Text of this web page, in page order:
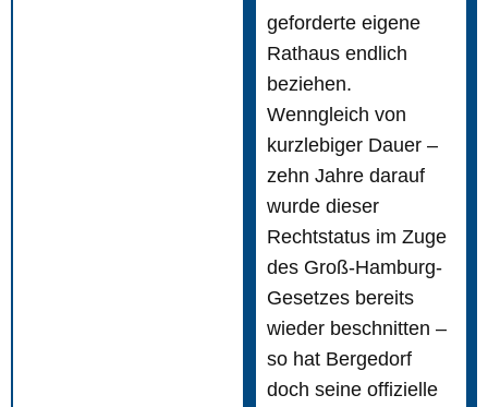
geforderte eigene
Rathaus endlich
beziehen.
Wenngleich von
kurzlebiger Dauer –
zehn Jahre darauf
wurde dieser
Rechtstatus im Zuge
des Groß-Hamburg-
Gesetzes bereits
wieder beschnitten –
so hat Bergedorf
doch seine offizielle